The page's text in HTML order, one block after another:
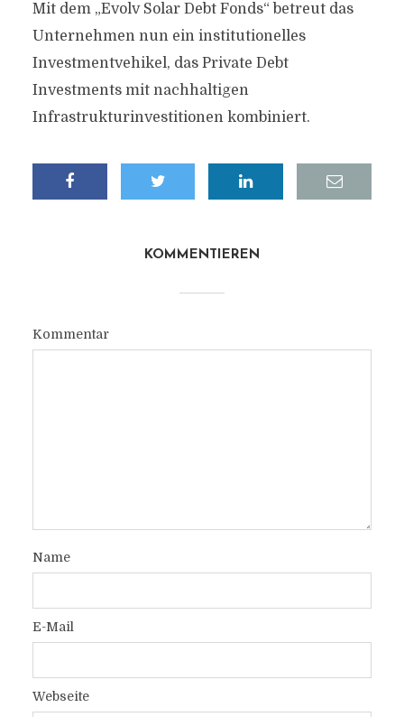
Mit dem „Evolv Solar Debt Fonds“ betreut das
Unternehmen nun ein institutionelles
Investmentvehikel, das Private Debt
Investments mit nachhaltigen
Infrastrukturinvestitionen kombiniert.
KOMMENTIEREN
Kommentar
Name
E-Mail
Webseite